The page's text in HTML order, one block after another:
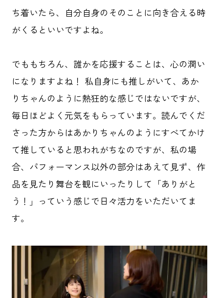
ち着いたら、自分自身のそのことに向き合える時
がくるといいですよね。
でももちろん、誰かを応援することは、心の潤い
になりますよね！ 私自身にも推しがいて、あか
りちゃんのように熱狂的な感じではないですが、
毎日ほどよく元気をもらっています。読んでくだ
さった方からはあかりちゃんのようにすべてかけ
て推していると思われがちなのですが、私の場
合、パフォーマンス以外の部分はあえて見ず、作
品を見たり舞台を観にいったりして「ありがと
う！」っていう感じで日々活力をいただいてま
す。